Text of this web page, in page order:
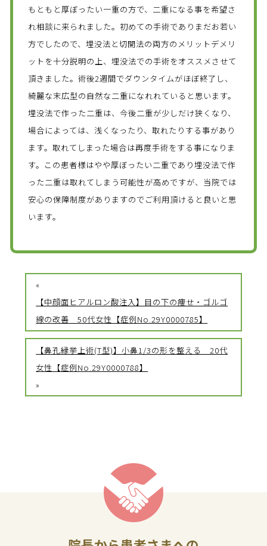
もともと厚ぼったい一重の方で、二重になる事を希望さ
れ相談に来られました。初めての手術でありまだお若い
方でしたので、埋没法と切開法の両方のメリットデメリ
ットを十分説明の上、埋没法での手術をオススメさせて
頂きました。術後2週間でダウンタイムがほぼ終了し、
綺麗な末広型の自然な二重になれれていると思います。
埋没法で作った二重は、今後二重が少しだけ狭くなり、
場合によっては、浅くなったり、取れたりする事があり
ます。取れてしまった場合は再度手術をする事になりま
す。この患者様はやや厚ぼったい二重であり埋没法で作
った二重は取れてしまう可能性が高めですが、当院では
安心の保障制度がありますのでご利用頂けると良いと思
います。
«
【中顔面ヒアルロン酸注入】目の下の痩せ・ゴルゴ
線の改善 50代女性【症例No.29Y0000785】
【鼻孔縁挙上術(T型)】小鼻1/3の形を整える 20代
女性【症例No.29Y0000788】
»